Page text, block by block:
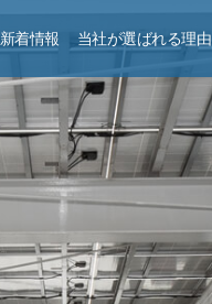
新着情報 当社が選ばれる理由